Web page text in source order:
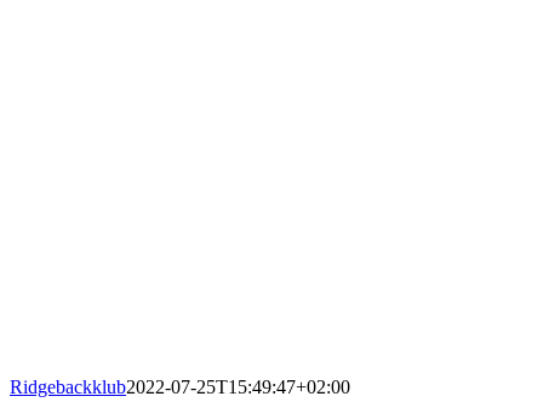
Ridgebackklub2022-07-25T15:49:47+02:00